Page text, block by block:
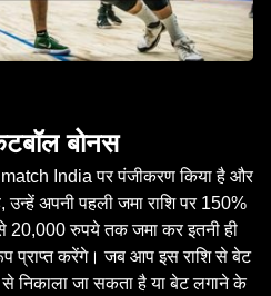
बोनस
India पर पंजीकरण किया है और
उन्हें अपनी पहली जमा राशि पर 150%
रुपये तक जमा कर इतनी ही
प्राप्त करेंगे। जब आप इस राशि से बेट
निकाला जा सकता है या बेट लगाने के